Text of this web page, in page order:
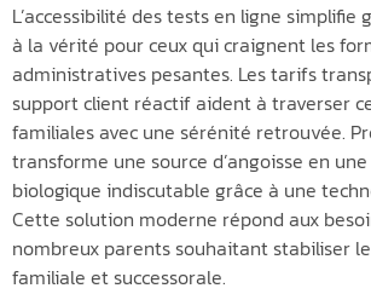
L’accessibilité des tests en ligne simplifie
à la vérité pour ceux qui craignent les
administratives pesantes. Les tarifs
support client réactif aident à traverser
familiales avec une sérénité retrouvée.
transforme une source d’angoisse en
biologique indiscutable grâce à une
Cette solution moderne répond aux
nombreux parents souhaitant stabiliser
familiale et successorale.